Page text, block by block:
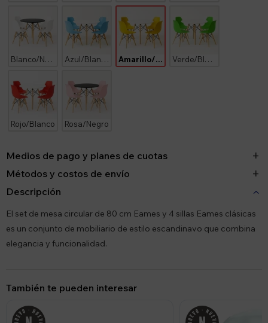
Blanco/Negro Azul/Blanco Amarillo/Blanco Verde/Blanco
Rojo/Blanco Rosa/Negro
Medios de pago y planes de cuotas
Métodos y costos de envío
Descripción
El set de mesa circular de 80 cm Eames y 4 sillas Eames clásicas
es un conjunto de mobiliario de estilo escandinavo que combina
elegancia y funcionalidad.
También te pueden interesar